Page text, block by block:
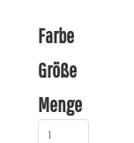
Farbe
Größe
Menge